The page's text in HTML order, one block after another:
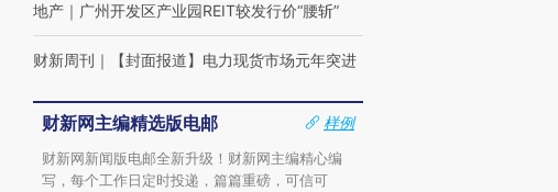
地产 ｜ 广州开发区产业园REIT较发行价“腰斩”
财新周刊 ｜ 【封面报道】电力现货市场元年突进
财新网主编精选版电邮
样例
财新网新闻版电邮全新升级！财新网主编精心编
写，每个工作日定时投递，篇篇重磅，可信可